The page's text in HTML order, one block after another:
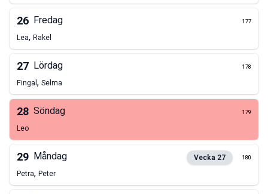
26 Fredag 177
Lea, Rakel
27 Lördag 178
Fingal, Selma
28 Söndag 179
Leo
29 Måndag Vecka 27 180
Petra, Peter